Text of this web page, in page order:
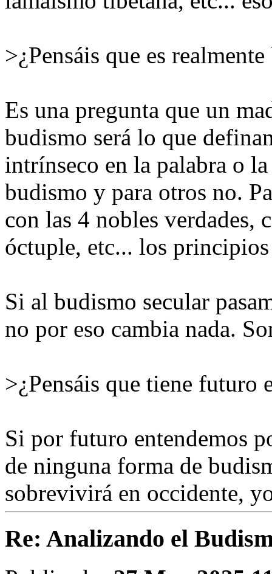
>¿Pensáis que es
Es una pregunta que un
budismo será lo que
intrínseco en la palabra o
budismo y para otros no.
con las 4 nobles verdades,
óctuple, etc... los
Si al budismo secular
no por eso cambia nada.
>¿Pensáis que tiene futuro
Si por futuro entendemos
de ninguna forma de
sobrevivirá en occidente,
Re: Analizando el